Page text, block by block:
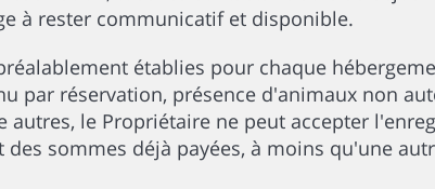
à rester communicatif et disponible.
établies pour chaque
par réservation, présence d'animaux non
autres, le Propriétaire ne peut accepter
sommes déjà payées, à moins qu'une